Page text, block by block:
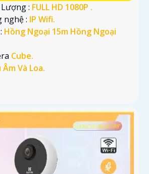
: FULL HD 1080P .
nghệ : IP Wifi.
Hồng Ngoại 15m Hồng Ngoại
Cube.
Và Loa.